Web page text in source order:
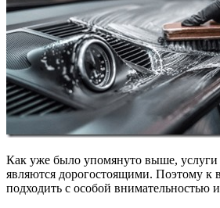
Как уже было упомянуто выше, услуги
являются дорогостоящими. Поэтому к
подходить с особой внимательностью